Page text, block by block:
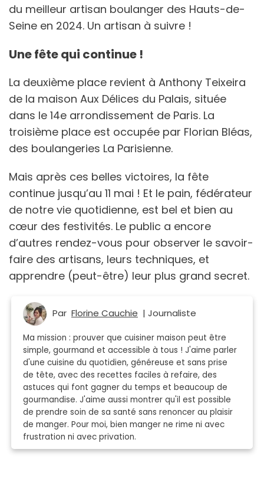
du meilleur artisan boulanger des Hauts-de-
Seine en 2024. Un artisan à suivre !
Une fête qui continue !
La deuxième place revient à Anthony Teixeira
de la maison Aux Délices du Palais, située
dans le 14e arrondissement de Paris. La
troisième place est occupée par Florian Bléas,
des boulangeries La Parisienne.
Mais après ces belles victoires, la fête
continue jusqu’au 11 mai ! Et le pain, fédérateur
de notre vie quotidienne, est bel et bien au
cœur des festivités. Le public a encore
d’autres rendez-vous pour observer le savoir-
faire des artisans, leurs techniques, et
apprendre (peut-être) leur plus grand secret.
Par Florine Cauchie | Journaliste
Ma mission : prouver que cuisiner maison peut être
simple, gourmand et accessible à tous ! J'aime parler
d'une cuisine du quotidien, généreuse et sans prise
de tête, avec des recettes faciles à refaire, des
astuces qui font gagner du temps et beaucoup de
gourmandise. J'aime aussi montrer qu'il est possible
de prendre soin de sa santé sans renoncer au plaisir
de manger. Pour moi, bien manger ne rime ni avec
frustration ni avec privation.